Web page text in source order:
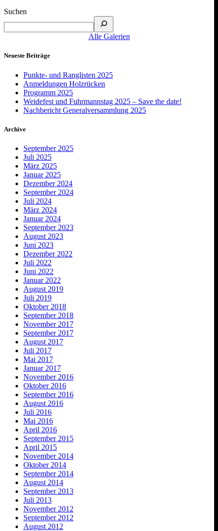
Suchen
Alle Galerien
Neueste Beiträge
Punkte- und Ranglisten 2025
Anmeldungen Holzrücken
Programm 2025
Weidefest und Fuhrmannstag 2025 – Save the date!
Nachbericht Generalversammlung 2025
Archive
September 2025
Juli 2025
März 2025
Januar 2025
Dezember 2024
September 2024
Juli 2024
März 2024
Januar 2024
September 2023
August 2023
Juni 2023
Dezember 2022
Juli 2022
Juni 2022
Januar 2022
August 2019
Juli 2019
Oktober 2018
September 2018
November 2017
September 2017
August 2017
Juli 2017
Mai 2017
Januar 2017
November 2016
Oktober 2016
September 2016
August 2016
Juli 2016
Mai 2016
April 2016
September 2015
April 2015
November 2014
Oktober 2014
September 2014
August 2014
September 2013
Juli 2013
November 2012
September 2012
August 2012